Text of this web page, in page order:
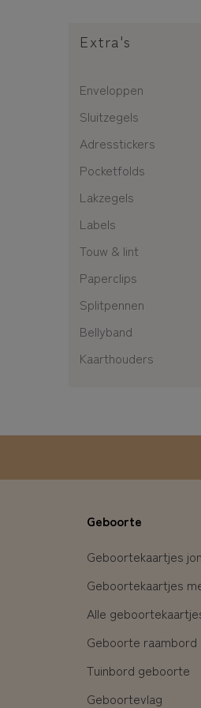
Extra's
Enveloppen
Sluitzegels
Adresstickers
Pocketfolds
Lakzegels
Labels
Touw & lint
Paperclips
Splitpennen
Bellyband
Kaarthouders
Geboorte
Geboortekaartjes
Geboortekaartjes
Alle
Geboorte raambord
Tuinbord geboorte
Geboortevlag